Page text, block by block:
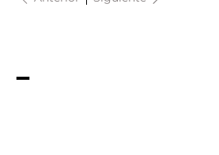
-